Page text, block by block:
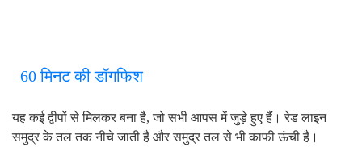
60 मिनट की डॉगफिश
यह कई द्वीपों से मिलकर बना है, जो सभी आपस में जुड़े हुए हैं। रेड लाइन
समुद्र के तल तक नीचे जाती है और समुद्र तल से भी काफी ऊंची है।